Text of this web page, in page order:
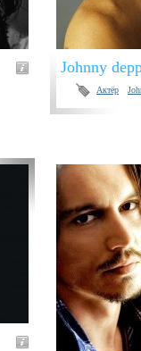
Johnny
Актёр